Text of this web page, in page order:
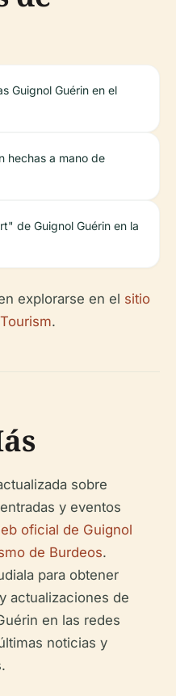
Guignol Guérin en el
hechas a mano de
de Guignol Guérin en la
explorarse en el sitio
.
sobre
y eventos
oficial de Guignol
de Burdeos.
para obtener
actualizaciones de
en las redes
noticias y